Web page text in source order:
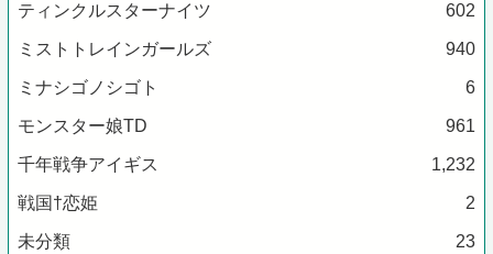
ティンクルスターナイツ 602
ミストトレインガールズ 940
ミナシゴノシゴト 6
モンスター娘TD 961
千年戦争アイギス 1,232
戦国†恋姫 2
未分類 23